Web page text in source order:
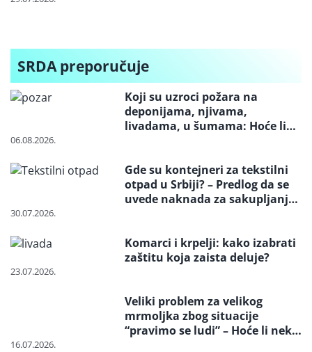
SRDA preporučuje
Koji su uzroci požara na
deponijama, njivama,
livadama, u šumama: Hoće li
06.08.2026.
Gde su kontejneri za tekstilni
otpad u Srbiji? – Predlog da se
uvede naknada za sakupljanje i
30.07.2026.
Komarci i krpelji: kako izabrati
zaštitu koja zaista deluje?
23.07.2026.
Veliki problem za velikog
mrmoljka zbog situacije
“pravimo se ludi” – Hoće li neko
16.07.2026.